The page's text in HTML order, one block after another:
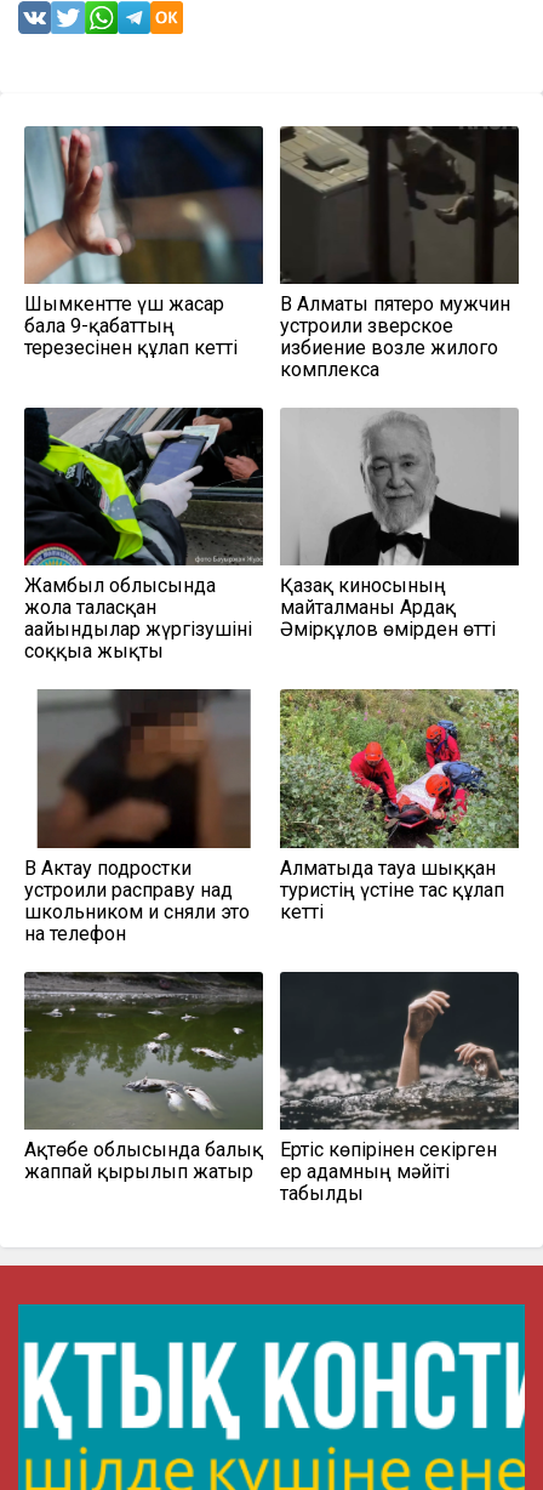
Шымкентте үш жасар
бала 9-қабаттың
терезесінен құлап кетті
В Алматы пятеро мужчин
устроили зверское
избиение возле жилого
комплекса
Жамбыл облысында
жолға таласқан
ағайындылар жүргізушіні
соққыға жықты
Қазақ киносының
майталманы Ардақ
Әмірқұлов өмірден өтті
В Актау подростки
устроили расправу над
школьником и сняли это
на телефон
Алматыда тауға шыққан
туристің үстіне тас құлап
кетті
Ақтөбе облысында балық
жаппай қырылып жатыр
Ертіс көпірінен секірген
ер адамның мәйіті
табылды